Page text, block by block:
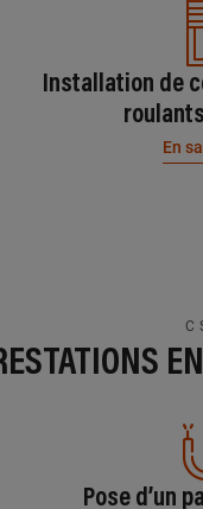
Installation de
En
C
Pose d’un